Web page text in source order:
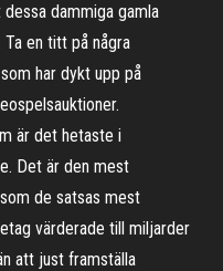
dammiga gamla
en titt på några
har dykt upp på
är det hetaste i
Det är den mest
de satsas mest
värderade till miljarder
att just framställa